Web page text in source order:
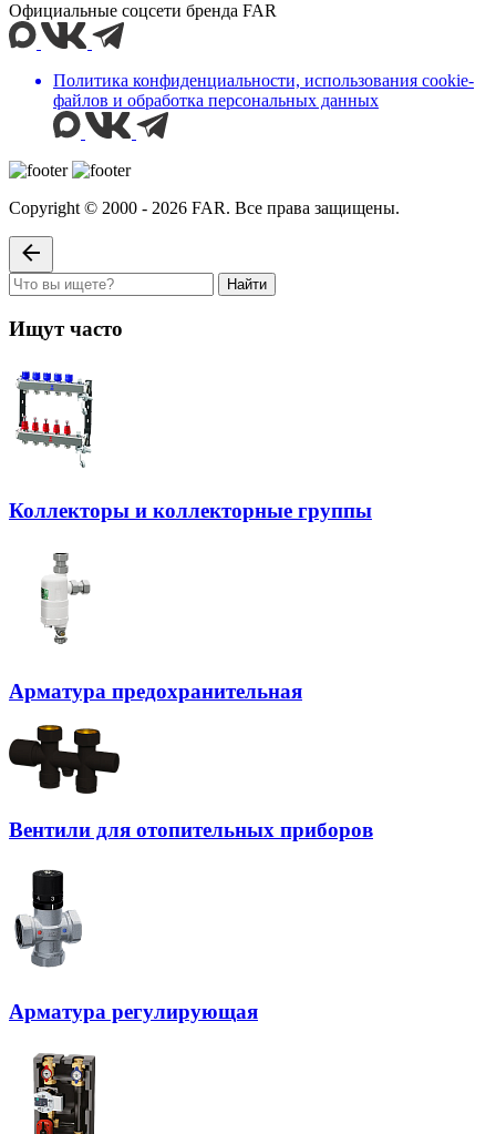
Официальные соцсети бренда FAR
Политика конфиденциальности, использования сookie-
файлов и обработка персональных данных
Copyright © 2000 - 2026 FAR. Все права защищены.
Найти
Ищут часто
Коллекторы и коллекторные группы
Арматура предохранительная
Вентили для отопительных приборов
Арматура регулирующая